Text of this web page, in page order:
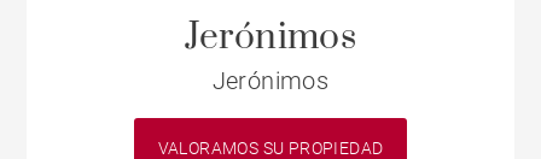
Jerónimos
Jerónimos
VALORAMOS SU PROPIEDAD